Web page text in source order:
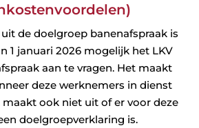
de doelgroep banenafspraak is
1 januari 2026 mogelijk het LKV
aan te vragen. Het maakt
deze werknemers in dienst
ook niet uit of er voor deze
doelgroepverklaring is.